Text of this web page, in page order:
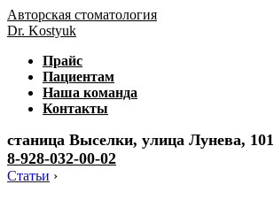
Авторская стоматология
Dr. Kostyuk
Прайс
Пациентам
Наша команда
Контакты
станица Выселки, улица Лунева, 101
8-928-032-00-02
Статьи ›